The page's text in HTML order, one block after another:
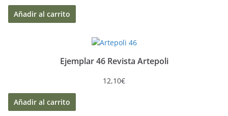
Añadir al carrito
Ejemplar 46 Revista Artepoli
12,10€
Añadir al carrito